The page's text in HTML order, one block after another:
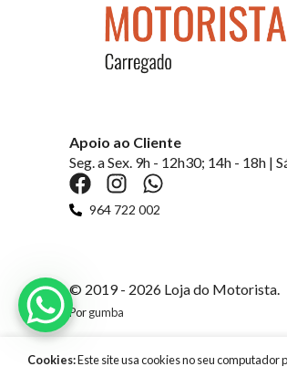
Apoio ao Cliente
Seg. a Sex. 9h - 12h30; 14h - 18h |
964 722 002
© 2019 - 2026 Loja do Motorista.
Porgumba
Cookies:Este site usa cookies no seu